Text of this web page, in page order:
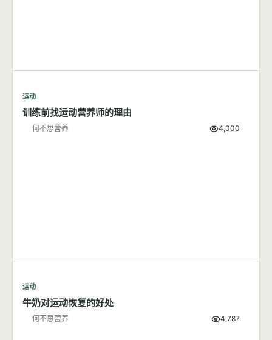
运动
训练前找运动营养师的理由
何不思营养 4,000
运动
牛奶对运动恢复的好处
何不思营养 4,787